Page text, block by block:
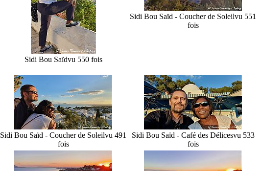
Sidi Bou Saïdvu 550 fois
Sidi Bou Saïd - Coucher de Soleilvu 551
fois
Sidi Bou Saïd - Coucher de Soleilvu 491
fois
Sidi Bou Saïd - Café des Délicesvu 533
fois